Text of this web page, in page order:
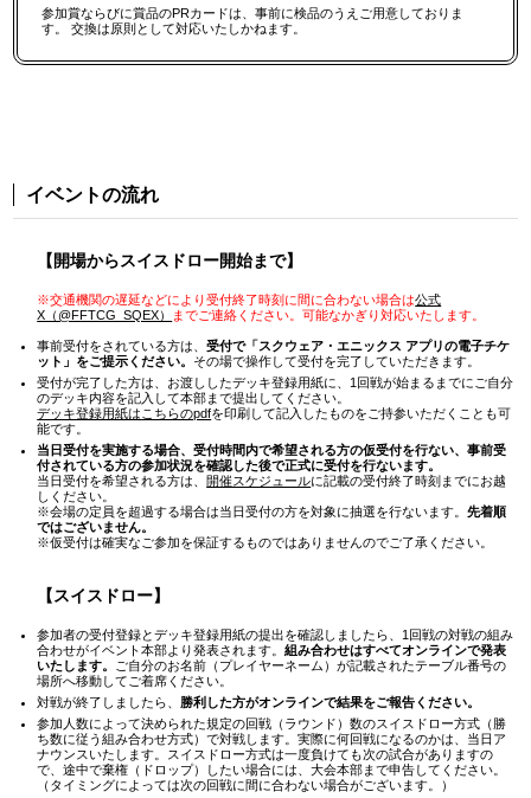
参加賞ならびに賞品のPRカードは、事前に検品のうえご用意しておりま
す。 交換は原則として対応いたしかねます。
イベントの流れ
【開場からスイスドロー開始まで】
※交通機関の遅延などにより受付終了時刻に間に合わない場合は公式
X（@FFTCG_SQEX）
までご連絡ください。可能なかぎり対応いたします。
事前受付をされている方は、受付で「スクウェア・エニックス アプリの電子チケ
ット」をご提示ください。 その場で操作して受付を完了していただきます。
受付が完了した方は、お渡ししたデッキ登録用紙に、1回戦が始まるまでにご自分
のデッキ内容を記入して本部まで提出してください。
デッキ登録用紙はこちらのpdfを印刷して記入したものをご持参いただくことも可
能です。
当日受付を実施する場合、受付時間内で希望される方の仮受付を行ない、事前受
付されている方の参加状況を確認した後で正式に受付を行ないます。
当日受付を希望される方は、開催スケジュールに記載の受付終了時刻までにお越
しください。
※会場の定員を超過する場合は当日受付の方を対象に抽選を行ないます。先着順
ではございません。
※仮受付は確実なご参加を保証するものではありませんのでご了承ください。
【スイスドロー】
参加者の受付登録とデッキ登録用紙の提出を確認しましたら、1回戦の対戦の組み
合わせがイベント本部より発表されます。組み合わせはすべてオンラインで発表
いたします。
ご自分のお名前（プレイヤーネーム）が記載されたテーブル番号の
場所へ移動してご着席ください。
対戦が終了しましたら、
勝利した方がオンラインで結果をご報告ください。
参加人数によって決められた規定の回戦（ラウンド）数のスイスドロー方式（勝
ち数に従う組み合わせ方式）で対戦します。実際に何回戦になるのかは、当日ア
ナウンスいたします。スイスドロー方式は一度負けても次の試合がありますの
で、途中で棄権（ドロップ）したい場合には、大会本部まで申告してください。
（タイミングによっては次の回戦に間に合わない場合がございます。）